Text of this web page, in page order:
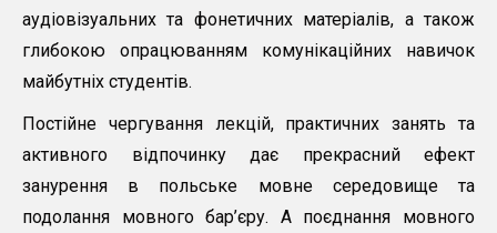
аудіовізуальних та фонетичних матеріалів, а також
глибокою опрацюванням комунікаційних навичок
майбутніх студентів.
Постійне чергування лекцій, практичних занять та
активного відпочинку дає прекрасний ефект
занурення в польське мовне середовище та
подолання мовного бар’єру. А поєднання мовного